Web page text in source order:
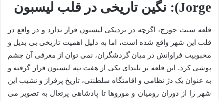
Jorge): نگین تاریخی در قلب لیسبون
قلعه سنت جورج، اگرچه در نزدیکی لیسبون قرار ندارد و در واقع در
قلب این شهر واقع شده است، اما به دلیل اهمیت تاریخی بی بدیل و
محبوبیت فراوانش در میان گردشگران، نمی توان از معرفی آن چشم
پوشی کرد. این قلعه بر بلندای یکی از هفت تپه لیسبون قرار گرفته و
به عنوان یک دژ نظامی و اقامتگاه سلطنتی، تاریخ پرفراز و نشیب این
شهر را از دوران رومیان و موروها تا پادشاهی پرتغال به تصویر می